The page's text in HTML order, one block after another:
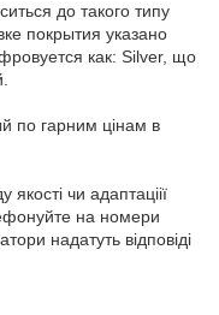
до такого типу
покрытия указано
как: Silver, що
по гарним цінам в
чи адаптаціії
на номери
надатуть відповіді